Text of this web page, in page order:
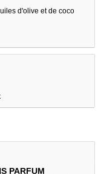
d'olive et de coco
PARFUM